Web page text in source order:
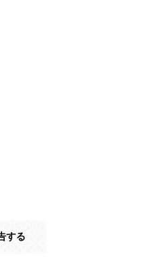
する